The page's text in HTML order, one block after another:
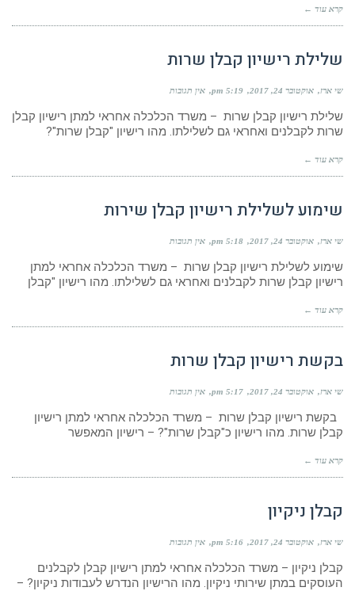
קרא עוד ←
שלילת רישיון קבלן שרות
שי ארז אוקטובר 24, 2017 5:19 pm אין תגובות
שלילת רישיון קבלן שרות – משרד הכלכלה אחראי למתן רישיון קבלן
שרות לקבלנים ואחראי גם לשלילתו. מהו רישיון "קבלן שרות"?
קרא עוד ←
שימוע לשלילת רישיון קבלן שירות
שי ארז אוקטובר 24, 2017 5:18 pm אין תגובות
שימוע לשלילת רישיון קבלן שרות – משרד הכלכלה אחראי למתן
רישיון קבלן שרות לקבלנים ואחראי גם לשלילתו. מהו רישיון "קבלן
קרא עוד ←
בקשת רישיון קבלן שרות
שי ארז אוקטובר 24, 2017 5:17 pm אין תגובות
בקשת רישיון קבלן שרות – משרד הכלכלה אחראי למתן רישיון
קבלן שרות. מהו רישיון כ"קבלן שרות"? – רישיון המאפשר
קרא עוד ←
קבלן ניקיון
שי ארז אוקטובר 24, 2017 5:16 pm אין תגובות
קבלן ניקיון – משרד הכלכלה אחראי למתן רישיון קבלן לקבלנים
העוסקים במתן שירותי ניקיון. מהו הרישיון הנדרש לעבודות ניקיון? –